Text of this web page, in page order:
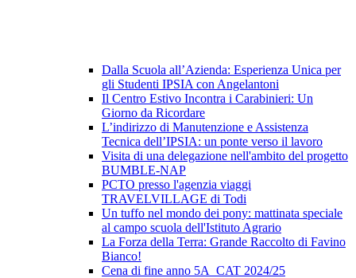
Dalla Scuola all’Azienda: Esperienza Unica per
gli Studenti IPSIA con Angelantoni
Il Centro Estivo Incontra i Carabinieri: Un
Giorno da Ricordare
L’indirizzo di Manutenzione e Assistenza
Tecnica dell’IPSIA: un ponte verso il lavoro
Visita di una delegazione nell'ambito del progetto
BUMBLE-NAP
PCTO presso l'agenzia viaggi
TRAVELVILLAGE di Todi
Un tuffo nel mondo dei pony: mattinata speciale
al campo scuola dell'Istituto Agrario
La Forza della Terra: Grande Raccolto di Favino
Bianco!
Cena di fine anno 5A_CAT 2024/25